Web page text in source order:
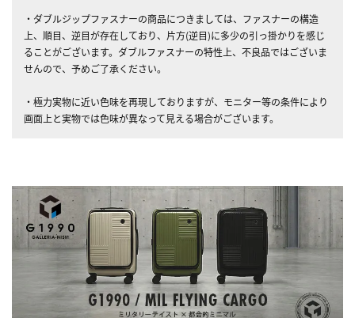
・ダブルジップファスナーの商品につきましては、ファスナーの構造
上、順目、逆目が存在しており、片方(逆目)に多少の引っ掛かりを感じ
ることがございます。ダブルファスナーの特性上、不良品ではございま
せんので、予めご了承ください。
・極力実物に近い色味を再現しておりますが、モニター等の条件により
画面上と実物では色味が異なって見える場合がございます。